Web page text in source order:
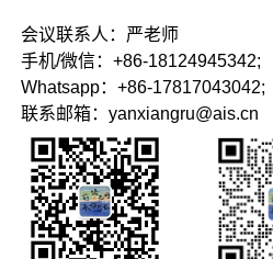
会议联系人：严老师
手机/微信：+86-18124945342;
Whatsapp：+86-17817043042;
联系邮箱：yanxiangru@ais.cn